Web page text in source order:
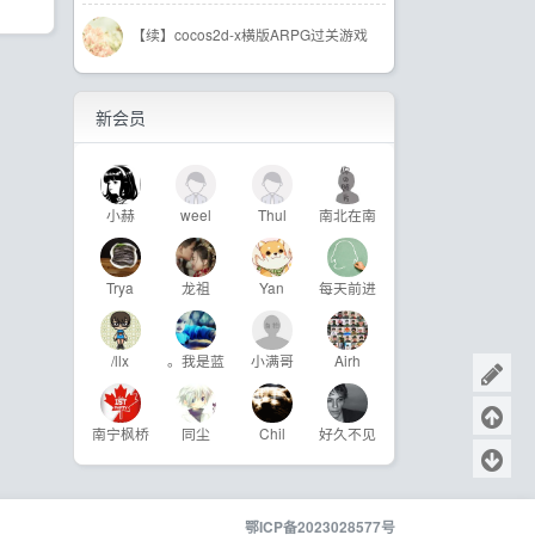
【续】cocos2d-x横版ARPG过关游戏
新会员
小赫 weel Thul 南北在南
Trya 龙祖 Yan 每天前进
/llx 。我是蓝 小满哥 Airh
南宁枫桥 同尘 Chil 好久不见
鄂ICP备2023028577号